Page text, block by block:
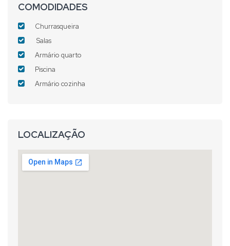
COMODIDADES
Churrasqueira
Salas
Armário quarto
Piscina
Armário cozinha
LOCALIZAÇÃO